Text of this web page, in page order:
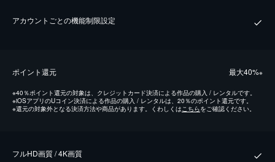
アカウントごとの機能制限設定
ポイント還元 最⼤40%※
※40％ポイント還元の対象は、クレジットカード決済による作品の購入 / レンタルです。
※iOSアプリのUコイン決済による作品の購入 / レンタルは、20％のポイント還元です。
※還元の対象外となる決済方法や商品があります。くわしくはこちらをご確認ください。
フルHD画質 / 4K画質